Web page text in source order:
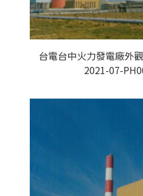
台電台中火力發電廠外
2021-07-